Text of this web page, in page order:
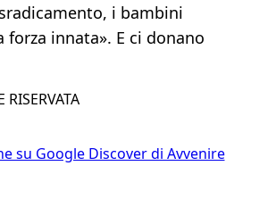
i bambini
forza innata». E ci donano
su Google Discover di Avvenire